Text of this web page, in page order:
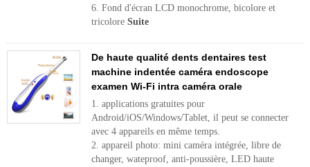
6. Fond d'écran LCD monochrome, bicolore et
tricolore Suite
De haute qualité dents dentaires test
machine indentée caméra endoscope
examen Wi-Fi intra caméra orale
1. applications gratuites pour
Android/iOS/Windows/Tablet, il peut se connecter
avec 4 appareils en même temps.
2. appareil photo: mini caméra intégrée, libre de
changer, wateproof, anti-poussière, LED haute